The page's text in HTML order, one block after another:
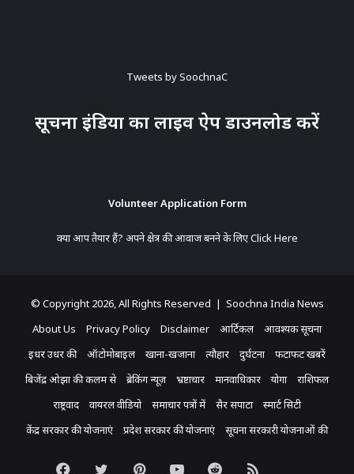
Tweets by SoochnaC
सूचना इंडिया का लाइव ऐप डाउनलोड करें
Volunteer Application Form
क्या आप तैयार हैं? अपने क्षेत्र की आवाज बनने के लिएClick Here
© Copyright 2026, All Rights Reserved | Soochna India News
About Us
Privacy Policy Disclaimer आर्टिकल
आवश्यक सूचना
इधर उधर की
ऑटोमोबाइल खाना-खजाना त्यौहार दुर्घटना
फटाफट खबरें
बिजेंद्र ओझा की कलम से
ब्रेकिंग न्यूज़ भ्रष्टाचार मानवाधिकार योगा
राशिफल
राष्ट्रवाद
वायरल वीडियो समाचार पत्रों में सैर सपाटा
स्मार्ट सिटी
केंद्र सरकार की योजनाएं
प्रदेश सरकार की योजनाएं सूचना सरकारी योजनाओं की
Facebook
TwitterPinterestYouTubeRedditRSS